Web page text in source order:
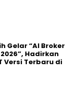
Gelar “AI Broker
Hadirkan
Versi Terbaru di